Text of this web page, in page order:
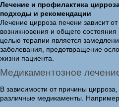
Лечение и профилактика
подходы и рекомендации
Лечение цирроза печени зависит
возникновения и общего
целью терапии является
заболевания, предотвращение
жизни пациента.
Медикаментозное
В зависимости от причины
различные медикаменты.